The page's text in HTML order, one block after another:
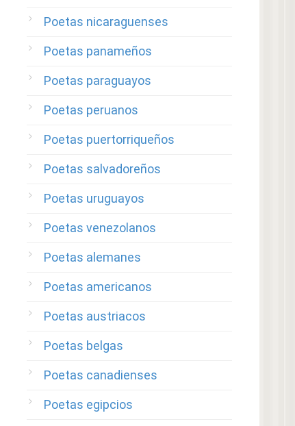
Poetas nicaraguenses
Poetas panameños
Poetas paraguayos
Poetas peruanos
Poetas puertorriqueños
Poetas salvadoreños
Poetas uruguayos
Poetas venezolanos
Poetas alemanes
Poetas americanos
Poetas austriacos
Poetas belgas
Poetas canadienses
Poetas egipcios